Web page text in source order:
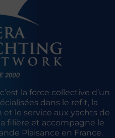
la force collective d’un
dans le refit, la
le service aux yachts de
filière et accompagne le
Plaisance en France.